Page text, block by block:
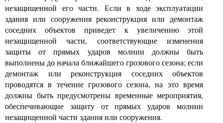
незащищенной его части. Если в ходе эксплуатации
здания или сооружения реконструкция или демонтаж
соседних объектов приведет к увеличению этой
незащищенной части, соответствующие изменения
защиты от прямых ударов молнии должны быть
выполнены до начала ближайшего грозового сезона; если
демонтаж или реконструкция соседних объектов
проводятся в течение грозового сезона, на это время
должны быть предусмотрены временные мероприятия,
обеспечивающие защиту от прямых ударов молнии
незащищенной части здания или сооружения.